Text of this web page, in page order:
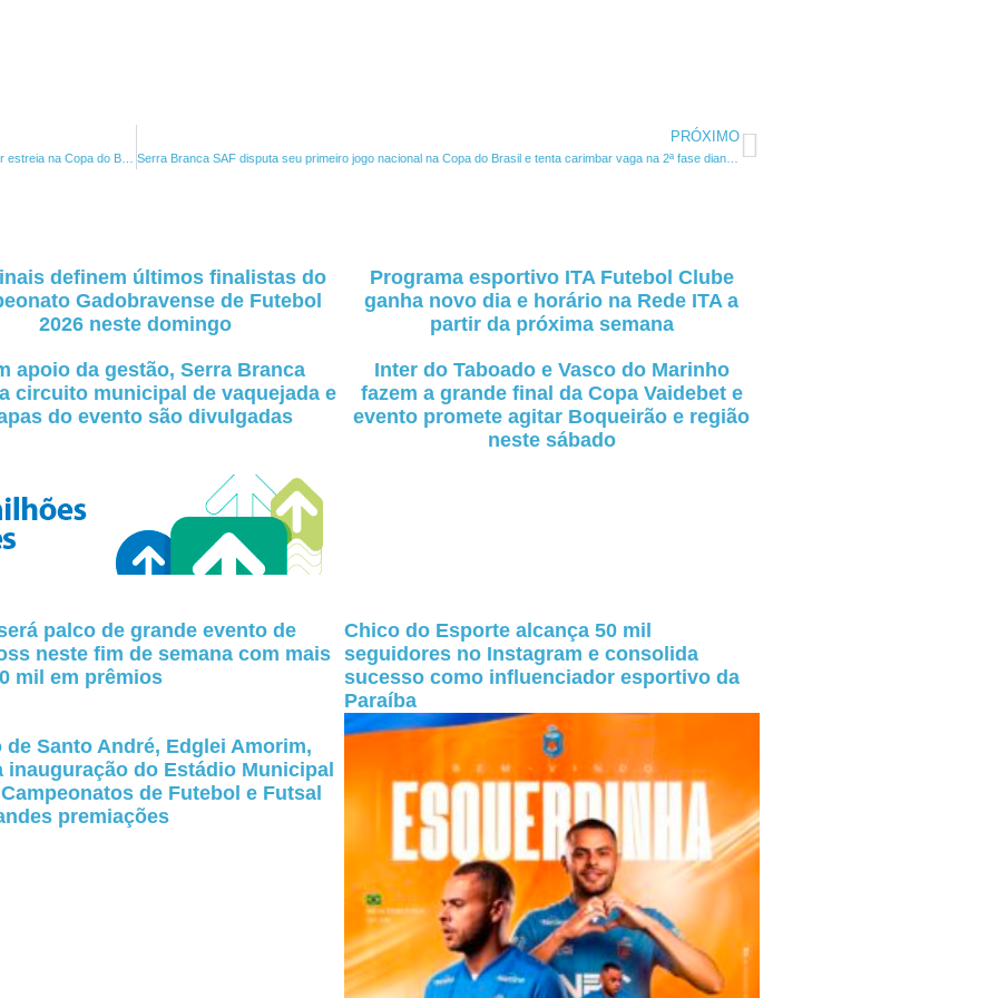
PRÓXIMO
Serra Branca SAF disputa seu primeiro jogo nacional na Copa do Brasil e tenta carimbar vaga na 2ª fase diante do Porto-BA
definem últimos finalistas do
Gadobravense de Futebol
2026 neste domingo
Programa esportivo ITA Futebol Clube
ganha novo dia e horário na Rede ITA a
partir da próxima semana
apoio da gestão, Serra Branca
circuito municipal de vaquejada e
do evento são divulgadas
Inter do Taboado e Vasco do Marinho
fazem a grande final da Copa Vaidebet e
evento promete agitar Boqueirão e região
neste sábado
palco de grande evento de
neste fim de semana com mais
mil em prêmios
Chico do Esporte alcança 50 mil
seguidores no Instagram e consolida
sucesso como influenciador esportivo da
Paraíba
de Santo André, Edglei Amorim,
inauguração do Estádio Municipal
de Futebol e Futsal
premiações